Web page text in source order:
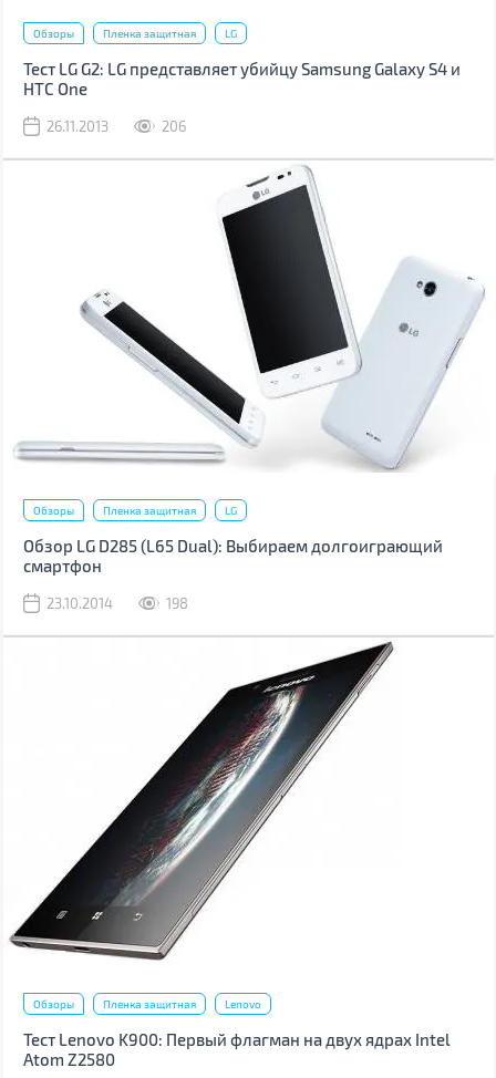
Обзоры Пленка защитная LG
Тест LG G2: LG представляет убийцу Samsung Galaxy S4 и
HTC One
26.11.2013 206
Обзоры Пленка защитная LG
Обзор LG D285 (L65 Dual): Выбираем долгоиграющий
смартфон
23.10.2014 198
Обзоры Пленка защитная Lenovo
Тест Lenovo K900: Первый флагман на двух ядрах Intel
Atom Z2580